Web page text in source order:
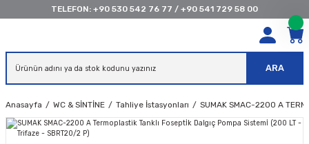
TELEFON: +90 530 542 76 77 / +90 541 729 58 00
ARA
Anasayfa WC & SİNTİNE Tahliye İstasyonları SUMAK SMAC-2200 A